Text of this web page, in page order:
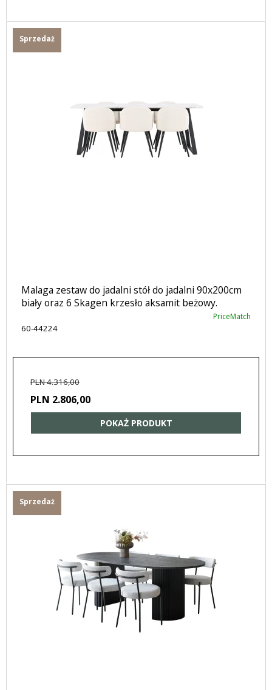
Sprzedaż
Malaga zestaw do jadalni stół do jadalni 90x200cm
biały oraz 6 Skagen krzesło aksamit beżowy.
PriceMatch
60-44224
PLN 4.316,00
PLN 2.806,00
POKAŻ PRODUKT
Sprzedaż